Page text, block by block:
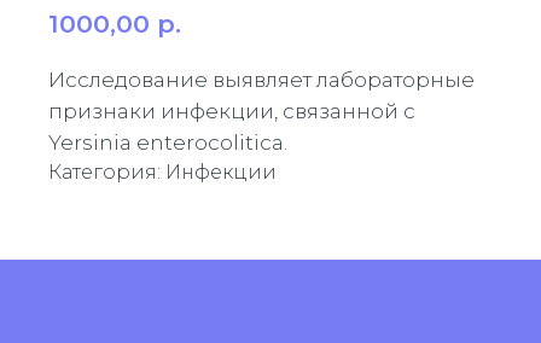
1000,00 р.
Исследование выявляет лабораторные
признаки инфекции, связанной с
Yersinia enterocolitica.
Категория: Инфекции